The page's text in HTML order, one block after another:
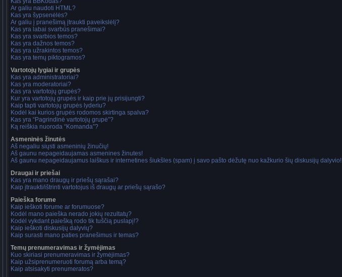
Ar galiu naudoti HTML?
Kas yra šypsenėlės?
Ar galiu į pranešimą įtraukti paveikslėlį?
Kas yra labai svarbūs pranešimai?
Kas yra svarbios temos?
Kas yra dažnos temos?
Kas yra užrakintos temos?
Kas yra temų piktogramos?
Vartotojų lygiai ir grupės
Kas yra administratoriai?
Kas yra moderatoriai?
Kas yra vartotojų grupės?
Kur yra vartotojų grupės ir kaip prie jų prisijungti?
Kaip tapti vartotojų grupės lyderiu?
Kodėl kai kurios grupės rodomos skirtinga spalva?
Kas yra “Pagrindinė vartotojų grupė”?
Ką reiškia nuoroda “Komanda”?
Asmeninės žinutės
Aš negaliu siųsti asmeninių žinučių!
Aš gaunu nepageidaujamas asmenines žinutes!
Aš gaunu nepageidaujamus laiškus ir internetines šiukšles (spam) į savo pašto dėžutę nuo kažkurio šių diskusijų dalyvio!
Draugai ir priešai
Kas yra mano draugų ir priešų sąrašai?
Kaip įtraukti/ištrinti vartotojus iš draugų ar priešų sąrašo?
Paieška forume
Kaip ieškoti forume ar forumuose?
Kodėl mano paieška nerado jokių rezultatų?
Kodėl vykdant paiešką rodo tik tuščią puslapį!?
Kaip ieškoti diskusijų dalyvių?
Kaip surasti mano paties pranešimus ir temas?
Temų prenumeravimas ir žymėjimas
Kuo skiriasi prenumeravimas ir žymėjimas?
Kaip užsiprenumeruoti forumą arba temą?
Kaip atsisakyti prenumeratos?